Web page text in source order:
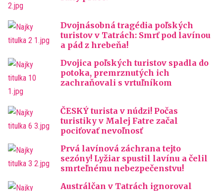
Dvojnásobná tragédia poľských
turistov v Tatrách: Smrť pod lavínou
a pád z hrebeňa!
Dvojica poľských turistov spadla do
potoka, premrznutých ich
zachraňovali s vrtuľníkom
ČESKÝ turista v núdzi! Počas
turistiky v Malej Fatre začal
pociťovať nevoľnosť
Prvá lavínová záchrana tejto
sezóny! Lyžiar spustil lavínu a čelil
smrteľnému nebezpečenstvu!
Austrálčan v Tatrách ignoroval